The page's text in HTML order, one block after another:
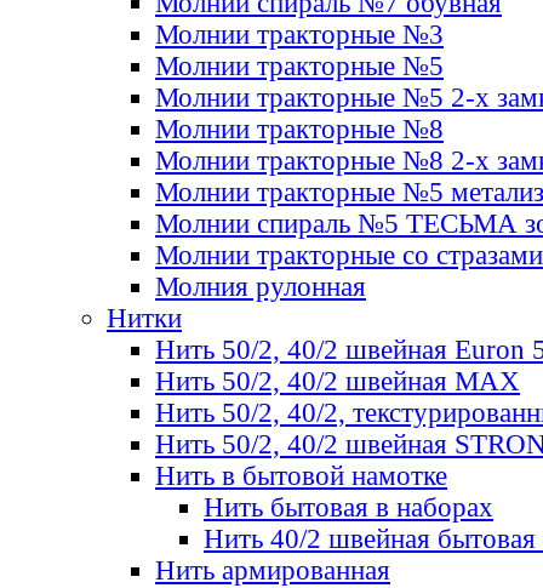
Молнии тракторные №3
Молнии тракторные №5
Молнии тракторные №5 2-х
Молнии тракторные №8
Молнии тракторные №8 2-х
Молнии тракторные №5
Молнии спираль №5 ТЕСЬМА
Молнии тракторные со стразами
Молния рулонная
Нитки
Нить 50/2, 40/2 швейная Euron
Нить 50/2, 40/2 швейная МАХ
Нить 50/2, 40/2,
Нить 50/2, 40/2 швейная
Нить в бытовой намотке
Нить бытовая в наборах
Нить 40/2 швейная бытовая
Нить армированная